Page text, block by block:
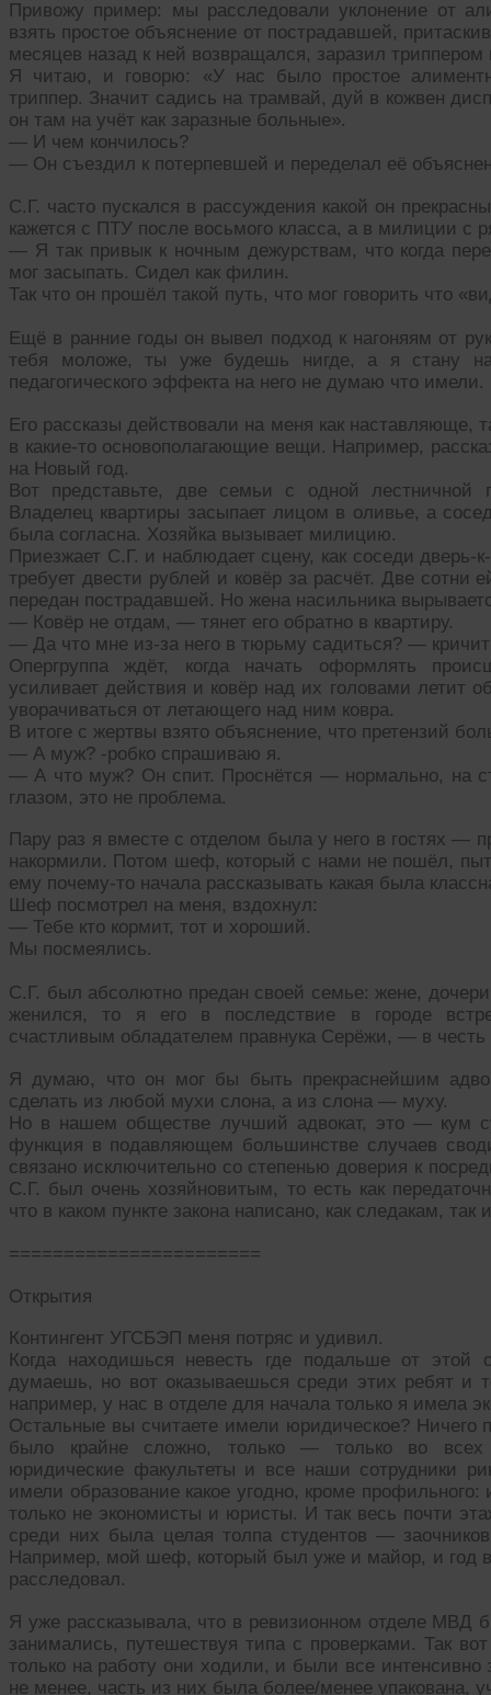
Привожу пример: мы расследовали уклонение от
взять простое объяснение от пострадавшей,
месяцев назад к ней возвращался, заразил триппером
Я читаю, и говорю: «У нас было простое
триппер. Значит садись на трамвай, дуй в кожвен
он там на учёт как заразные больные».
— И чем кончилось?
— Он съездил к потерпевшей и переделал её
С.Г. часто пускался в рассуждения какой он
кажется с ПТУ после восьмого класса, а в милиции с
— Я так привык к ночным дежурствам, что когда
мог засыпать. Сидел как филин.
Так что он прошёл такой путь, что мог говорить что
Ещё в ранние годы он вывел подход к нагоняям от
тебя моложе, ты уже будешь нигде, а я стану на
педагогического эффекта на него не думаю что имели.
Его рассказы действовали на меня как наставляюще,
в какие-то основополагающие вещи. Например,
на Новый год.
Вот представьте, две семьи с одной лестничной
Владелец квартиры засыпает лицом в оливье, а
была согласна. Хозяйка вызывает милицию.
Приезжает С.Г. и наблюдает сцену, как соседи дверь-
требует двести рублей и ковёр за расчёт. Две сотни
передан пострадавшей. Но жена насильника
— Ковёр не отдам, — тянет его обратно в квартиру.
— Да что мне из-за него в тюрьму садиться? —
Опергруппа ждёт, когда начать оформлять
усиливает действия и ковёр над их головами летит
уворачиваться от летающего над ним ковра.
В итоге с жертвы взято объяснение, что претензий
— А муж? -робко спрашиваю я.
— А что муж? Он спит. Проснётся — нормально, на
глазом, это не проблема.
Пару раз я вместе с отделом была у него в гостях —
накормили. Потом шеф, который с нами не пошёл,
ему почему-то начала рассказывать какая была
Шеф посмотрел на меня, вздохнул:
— Тебе кто кормит, тот и хороший.
Мы посмеялись.
С.Г. был абсолютно предан своей семье: жене,
женился, то я его в последствие в городе
счастливым обладателем правнука Серёжи, — в честь
Я думаю, что он мог бы быть прекраснейшим
сделать из любой мухи слона, а из слона — муху.
Но в нашем обществе лучший адвокат, это — кум
функция в подавляющем большинстве случаев
связано исключительно со степенью доверия к
С.Г. был очень хозяйновитым, то есть как
что в каком пункте закона написано, как следакам,
=======================
Открытия
Контингент УГСБЭП меня потряс и удивил.
Когда находишься невесть где подальше от этой
думаешь, но вот оказываешься среди этих ребят и
например, у нас в отделе для начала только я имела
Остальные вы считаете имели юридическое? Ничего
было крайне сложно, только — только во всех
юридические факультеты и все наши сотрудники
имели образование какое угодно, кроме
только не экономисты и юристы. И так весь почти
среди них была целая толпа студентов —
Например, мой шеф, который был уже и майор, и год в
расследовал.
Я уже рассказывала, что в ревизионном отделе МВД
занимались, путешествуя типа с проверками. Так
только на работу они ходили, и были все
не менее, часть из них была более/менее упакована,